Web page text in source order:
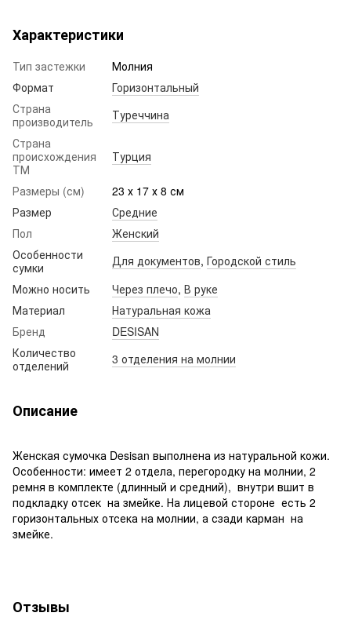
Характеристики
Тип застежки
Молния
Формат
Горизонтальный
Страна
производитель
Туреччина
Страна
происхождения
ТМ
Турция
Размеры (см)
23 х 17 х 8 см
Размер
Средние
Пол
Женский
Особенности
сумки
Для документов, Городской стиль
Можно носить
Через плечо, В руке
Материал
Натуральная кожа
Бренд
DESISAN
Количество
отделений
3 отделения на молнии
Описание
Женская сумочка Desisan выполнена из натуральной кожи.
Особенности: имеет 2 отдела, перегородку на молнии, 2
ремня в комплекте (длинный и средний), внутри вшит в
подкладку отсек на змейке. На лицевой стороне есть 2
горизонтальных отсека на молнии, а сзади карман на
змейке.
Отзывы